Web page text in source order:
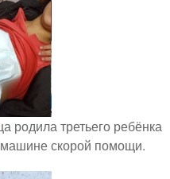
родила третьего ребёнка
скорой помощи.